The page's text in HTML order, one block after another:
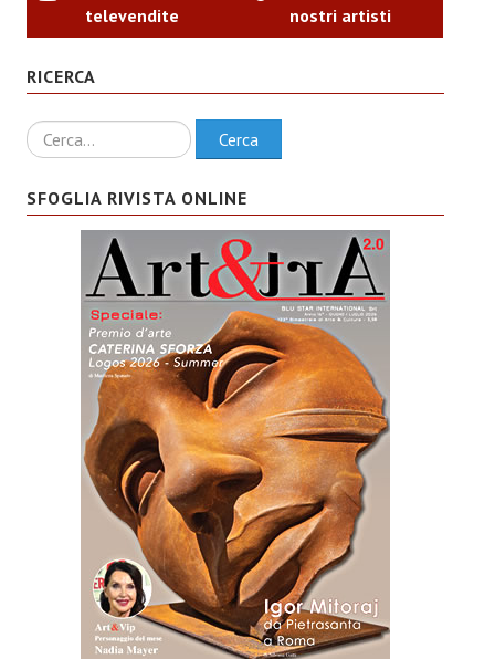
televendite nostri artisti
RICERCA
Ricerca Cerca
SFOGLIA RIVISTA ONLINE